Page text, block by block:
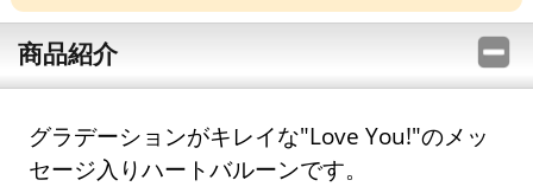
商品紹介
グラデーションがキレイな"Love You!"のメッ
セージ入りハートバルーンです。